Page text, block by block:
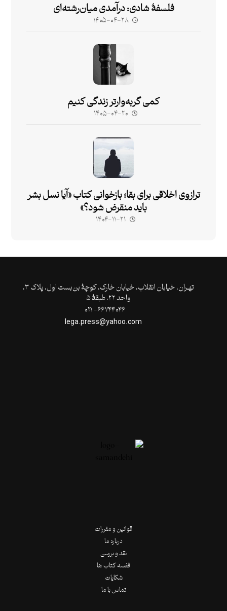
فلسفۀ شادی: درآمدی میان‌رشته‌ای
۱۴۰۵-۰۴-۲۸
کمی گربه‌وارتر زندگی کنیم
۱۴۰۵-۰۴-۲۰
ترازوی اخلاقی برای بقا؛ بازخوانی کتاب «آیا نسل بشر
باید منقرض شود؟»
۱۴۰۴-۱۱-۲۱
تهـران،‌ خیابان انقلاب، خیابان خارک، کوچۀ بن‌بست اول، پلاک ۳،
واحد ۲۲، طبقۀ ۵
قوانین و مقررات
درباره ما
نقد و بررسی
قفسه کتاب ها
شکایات
تماس با ما